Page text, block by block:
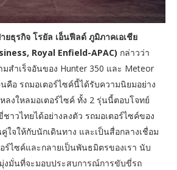
ธุรกิจ โรยัล เอ็นฟีลด์ ภูมิภาคเอเชีย
Royal Enfield-APAC) กล่าวว่า
มสำเร็จอันของ Hunter 350 และ Meteor
อ รถมอเตอร์ไซค์นี้ได้รับความนิยมอย่าง
งใหลมอเตอร์ไซค์ ทั้ง 2 รุ่นนี้ตอบโจทย์
าวไทยได้อย่างลงตัว รถมอเตอร์ไซค์ของ
คู่ใจให้กับนักเดินทาง และเป็นสื่อกลางเชื่อม
ไซค์และกลายเป็นพันธมิตรของเรา นับ
งมั่นที่จะมอบประสบการณ์การขับขี่รถ